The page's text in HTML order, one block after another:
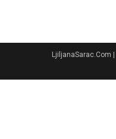
LjiljanaSarac.Com